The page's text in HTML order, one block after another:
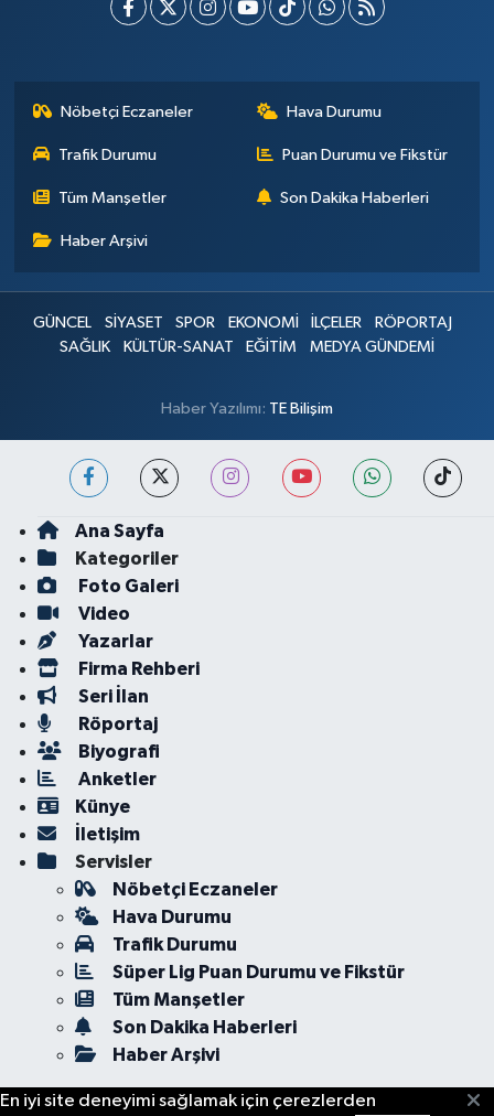
Nöbetçi Eczaneler Hava Durumu
Trafik Durumu Puan Durumu ve Fikstür
Tüm Manşetler Son Dakika Haberleri
Haber Arşivi
GÜNCEL SİYASET SPOR EKONOMİ İLÇELER
RÖPORTAJ
SAĞLIK
KÜLTÜR-SANAT EĞİTİM MEDYA GÜNDEMİ
Haber Yazılımı: TE Bilişim
Ana Sayfa
Kategoriler
Foto Galeri
Video
Yazarlar
Firma Rehberi
Seri İlan
Röportaj
Biyografi
Anketler
Künye
İletişim
Servisler
Nöbetçi Eczaneler
Hava Durumu
Trafik Durumu
Süper Lig Puan Durumu ve Fikstür
Tüm Manşetler
Son Dakika Haberleri
Haber Arşivi
En iyi site deneyimi sağlamak için çerezlerden